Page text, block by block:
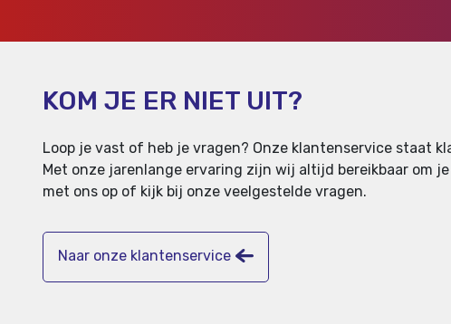
KOM JE ER NIET UIT?
Loop je vast of heb je vragen? Onze klantenservice staat
Met onze jarenlange ervaring zijn wij altijd bereikbaar om
met ons op of kijk bij onze veelgestelde vragen.
Naar onze klantenservice